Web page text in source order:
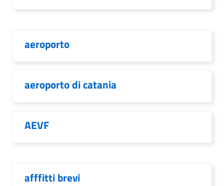
aeroporto
aeroporto di catania
AEVF
afffitti brevi